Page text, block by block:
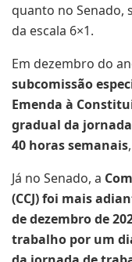
quanto no Senado,
da escala 6×1.
Em dezembro do
subcomissão
Emenda à
gradual da
40 horas semanais
Já no Senado, a
(CCJ) foi mais
de dezembro de
trabalho por um